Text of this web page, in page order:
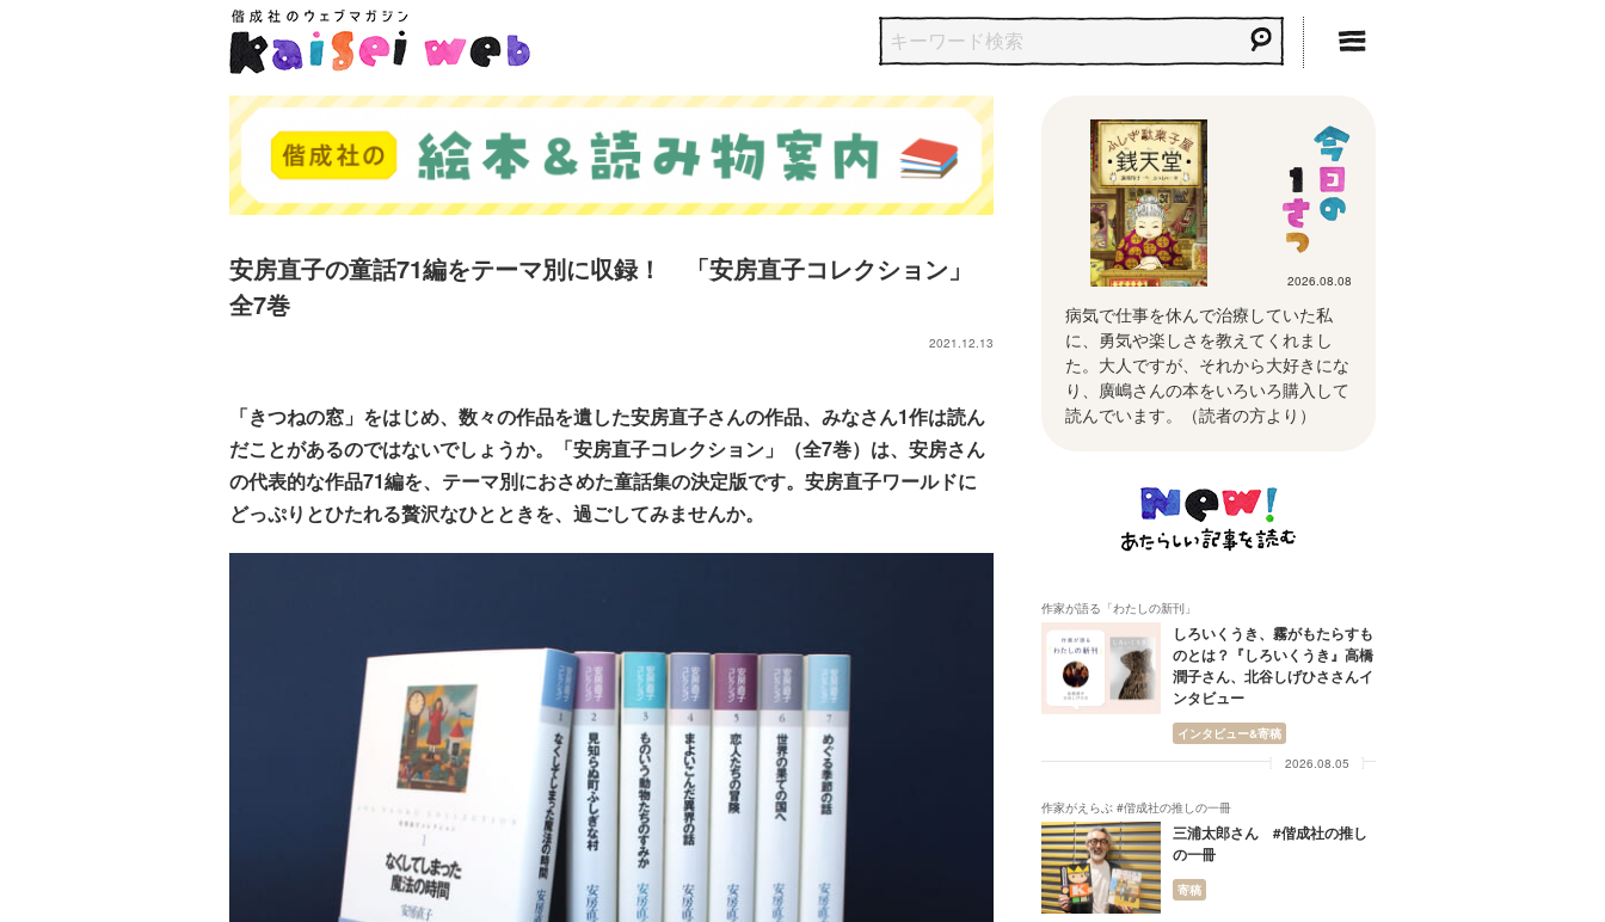
安房直子の童話71編をテーマ別に収録！ 「安房直子コレクション」
全7巻
2021.12.13
「きつねの窓」をはじめ、数々の作品を遺した安房直子さんの作品、みなさん1作は読ん
だことがあるのではないでしょうか。「安房直子コレクション」（全7巻）は、安房さん
の代表的な作品71編を、テーマ別におさめた童話集の決定版です。安房直子ワールドに
どっぷりとひたれる贅沢なひとときを、過ごしてみませんか。
2026.08.08
病気で仕事を休んで治療していた私
に、勇気や楽しさを教えてくれまし
た。大人ですが、それから大好きにな
り、廣嶋さんの本をいろいろ購入して
読んでいます。（読者の方より）
作家が語る「わたしの新刊」
しろいくうき、霧がもたらすも
のとは？『しろいくうき』高橋
潤子さん、北谷しげひささんイ
ンタビュー
インタビュー&寄稿
2026.08.05
作家がえらぶ #偕成社の推しの一冊
三浦太郎さん #偕成社の推し
の一冊
寄稿